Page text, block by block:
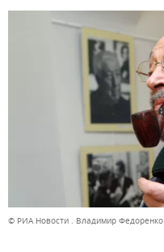
© РИА Новости . Владимир Федоренко